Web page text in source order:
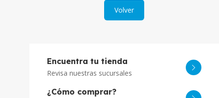
Volver
Encuentra tu tienda
Revisa nuestras sucursales
¿Cómo comprar?